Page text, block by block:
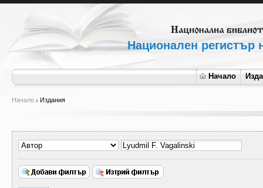
Национален регистър
Начало
Начало Издания